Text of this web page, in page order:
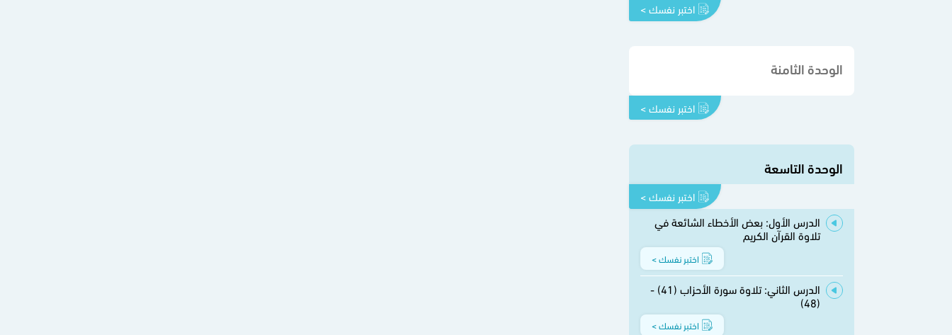
اختبر نفسك >
الوحدة الثامنة
اختبر نفسك >
الوحدة التاسعة
اختبر نفسك >
الدرس الأول: بعض الأخطاء الشائعة في
تلاوة القرآن الكريم
اختبر نفسك >
الدرس الثاني: تلاوة سورة الأحزاب (41) -
(48)
اختبر نفسك >